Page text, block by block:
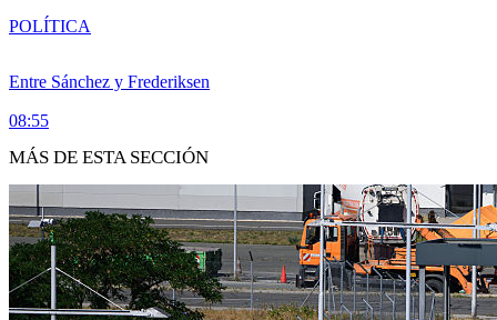
Entre Sánchez y Frederiksen
08:55
POLÍTICA
MÁS DE ESTA SECCIÓN